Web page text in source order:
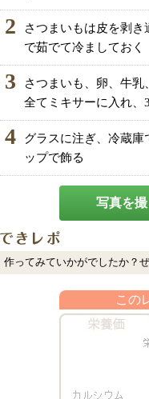
2
さつまいもは皮を剥
で茹でて冷ましておく
3
さつまいも、卵、牛
全てミキサーに入れ、
4
グラスに注ぎ、冷蔵庫
ップで飾る
写真を
作ってみていかがでしたか？
この